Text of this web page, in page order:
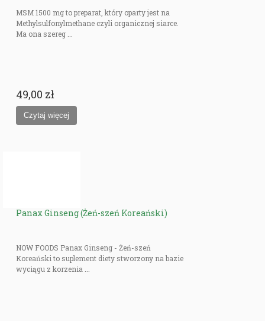
MSM 1500 mg to preparat, który oparty jest na
Methylsulfonylmethane czyli organicznej siarce.
Ma ona szereg ...
49,00 zł
Panax Ginseng (Żeń-szeń Koreański)
NOW FOODS Panax Ginseng - Żeń-szeń
Koreański to suplement diety stworzony na bazie
wyciągu z korzenia ...